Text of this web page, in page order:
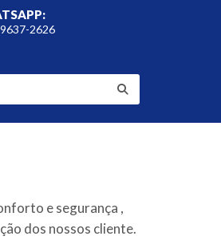
2626
e segurança ,
dos nossos cliente.